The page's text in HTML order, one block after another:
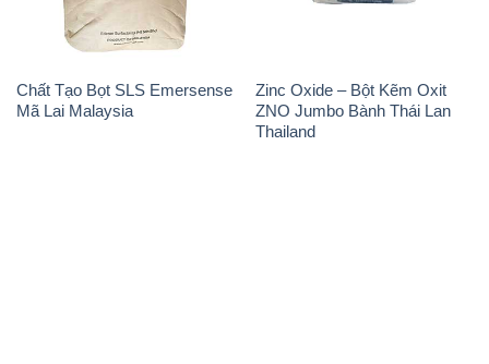
Chất Tạo Bọt SLS Emersense
Mã Lai Malaysia
Zinc Oxide – Bột Kẽm Oxit
ZNO Jumbo Bành Thái Lan
Thailand